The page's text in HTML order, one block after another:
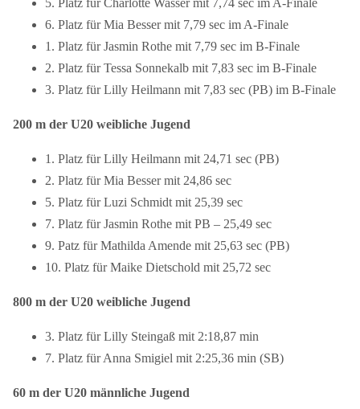
5. Platz für Charlotte Wasser mit 7,74 sec im A-Finale
6. Platz für Mia Besser mit 7,79 sec im A-Finale
1. Platz für Jasmin Rothe mit 7,79 sec im B-Finale
2. Platz für Tessa Sonnekalb mit 7,83 sec im B-Finale
3. Platz für Lilly Heilmann mit 7,83 sec (PB) im B-Finale
200 m der U20 weibliche Jugend
1. Platz für Lilly Heilmann mit 24,71 sec (PB)
2. Platz für Mia Besser mit 24,86 sec
5. Platz für Luzi Schmidt mit 25,39 sec
7. Platz für Jasmin Rothe mit PB – 25,49 sec
9. Patz für Mathilda Amende mit 25,63 sec (PB)
10. Platz für Maike Dietschold mit 25,72 sec
800 m der U20 weibliche Jugend
3. Platz für Lilly Steingaß mit 2:18,87 min
7. Platz für Anna Smigiel mit 2:25,36 min (SB)
60 m der U20 männliche Jugend